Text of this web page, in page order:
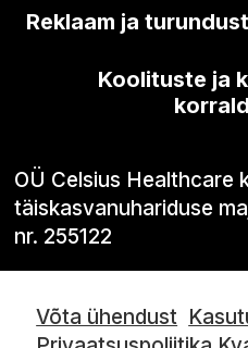
Reklaam ja
Koolituste ja
OÜ Celsius Healthcare
täiskasvanuhariduse
nr. 255122
Võta ühendust